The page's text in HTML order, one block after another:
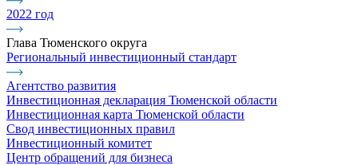
2022 год
Глава Тюменского округа
Региональный инвестиционный стандарт
Агентство развития
Инвестиционная декларация Тюменской области
Инвестиционная карта Тюменской области
Свод инвестиционных правил
Инвестиционный комитет
Центр обращений для бизнеса